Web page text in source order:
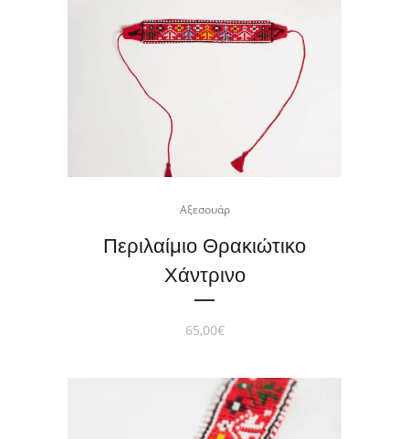
Αξεσουάρ
Περιλαίμιο Θρακιώτικο
Χάντρινο
65,00€